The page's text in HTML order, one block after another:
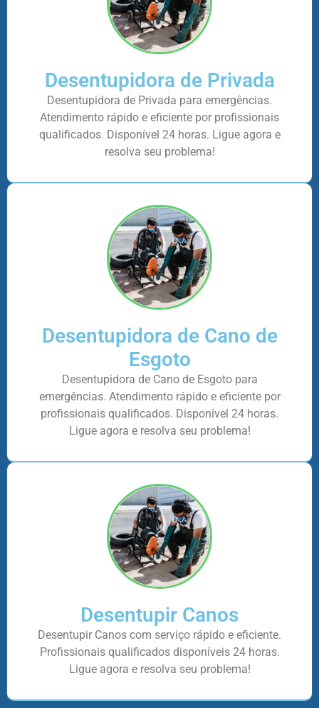
Desentupidora de Privada
Desentupidora de Privada para emergências.
Atendimento rápido e eficiente por profissionais
qualificados. Disponível 24 horas. Ligue agora e
resolva seu problema!
Desentupidora de Cano de
Esgoto
Desentupidora de Cano de Esgoto para
emergências. Atendimento rápido e eficiente por
profissionais qualificados. Disponível 24 horas.
Ligue agora e resolva seu problema!
Desentupir Canos
Desentupir Canos com serviço rápido e eficiente.
Profissionais qualificados disponíveis 24 horas.
Ligue agora e resolva seu problema!